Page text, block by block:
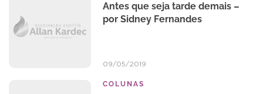
Antes que seja tarde demais –
por Sidney Fernandes
09/05/2019
COLUNAS